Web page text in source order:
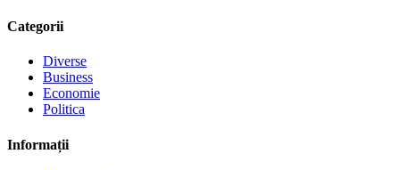
Categorii
Diverse
Business
Economie
Politica
Informații